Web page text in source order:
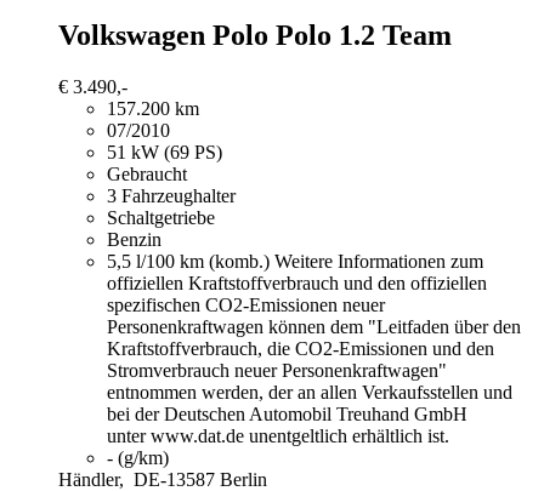
Volkswagen Polo Polo 1.2 Team
€ 3.490,-
157.200 km
07/2010
51 kW (69 PS)
Gebraucht
3 Fahrzeughalter
Schaltgetriebe
Benzin
5,5 l/100 km (komb.) Weitere Informationen zum
offiziellen Kraftstoffverbrauch und den offiziellen
spezifischen CO2-Emissionen neuer
Personenkraftwagen können dem "Leitfaden über den
Kraftstoffverbrauch, die CO2-Emissionen und den
Stromverbrauch neuer Personenkraftwagen"
entnommen werden, der an allen Verkaufsstellen und
bei der Deutschen Automobil Treuhand GmbH
unter www.dat.de unentgeltlich erhältlich ist.
- (g/km)
Händler, DE-13587 Berlin